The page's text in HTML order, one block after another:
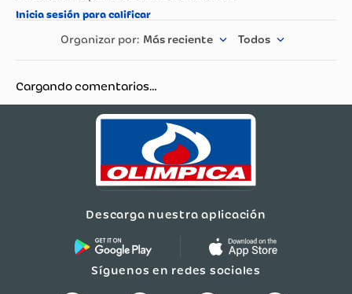
Más reciente Todos
Cargando comentarios…
Descarga nuestra aplicación
Síguenos en redes sociales